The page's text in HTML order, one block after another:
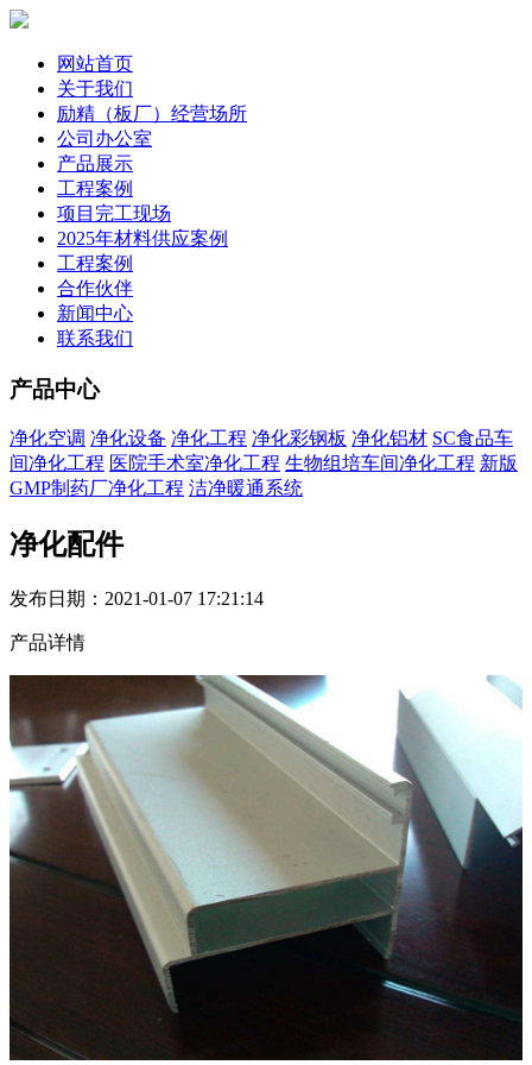
网站首页
关于我们
励精（板厂）经营场所
公司办公室
产品展示
工程案例
项目完工现场
2025年材料供应案例
工程案例
合作伙伴
新闻中心
联系我们
产品中心
净化空调 净化设备 净化工程 净化彩钢板 净化铝材 SC食品车
间净化工程 医院手术室净化工程 生物组培车间净化工程 新版
GMP制药厂净化工程 洁净暖通系统
净化配件
发布日期：2021-01-07 17:21:14
产品详情